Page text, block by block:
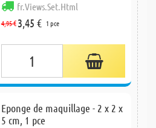
fr.Views.Set.Html
4,95 € 3,45 € 1 pce
Eponge de maquillage - 2 x 2 x
5 cm, 1 pce